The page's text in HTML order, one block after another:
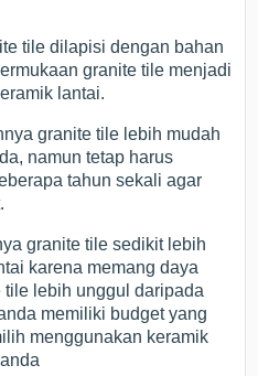
tile dilapisi dengan bahan
granite tile menjadi
lantai.
granite tile lebih mudah
namun tetap harus
tahun sekali agar
granite tile sedikit lebih
karena memang daya
lebih unggul daripada
memiliki budget yang
menggunakan keramik